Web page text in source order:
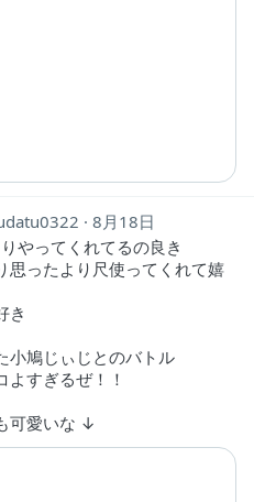
8月18日
やってくれてるの良き
思ったより尺使ってくれて嬉
き
小鳩じぃじとのバトル
よすぎるぜ！！
可愛いな ↓